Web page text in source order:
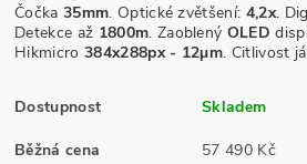
Čočka35mm. Optické zvětšení: 4,2x.
Detekce až 1800m. Zaoblený OLED
Hikmicro 384x288px - 12µm. Citlivost
Dostupnost Skladem
Běžná cena 57 490 Kč